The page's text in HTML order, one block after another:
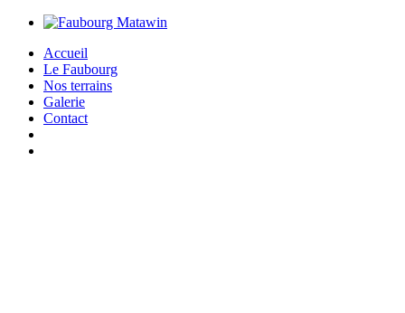
Accueil
Le Faubourg
Nos terrains
Galerie
Contact